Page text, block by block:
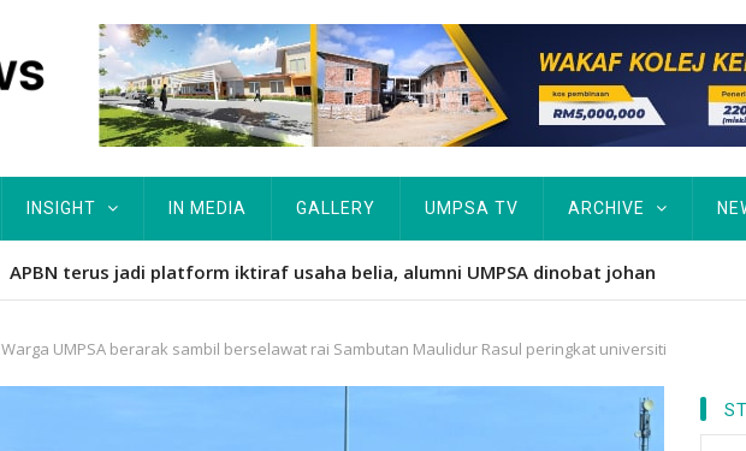
INSIGHT IN MEDIA GALLERY UMPSA TV ARCHIVE
APBN terus jadi platform iktiraf usaha belia, alumni UMPSA dinobat johan
Warga UMPSA berarak sambil berselawat rai Sambutan Maulidur Rasul peringkat universiti